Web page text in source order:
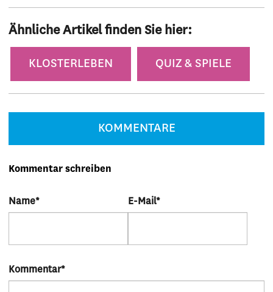
Ähnliche Artikel finden Sie hier:
KLOSTERLEBEN QUIZ & SPIELE
KOMMENTARE
Kommentar schreiben
Name* E-Mail*
Kommentar*